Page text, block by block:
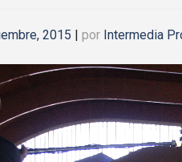
2015 por Intermedia